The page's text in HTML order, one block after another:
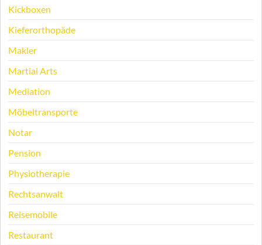
Kickboxen
Kieferorthopäde
Makler
Martial Arts
Mediation
Möbeltransporte
Notar
Pension
Physiotherapie
Rechtsanwalt
Reisemobile
Restaurant